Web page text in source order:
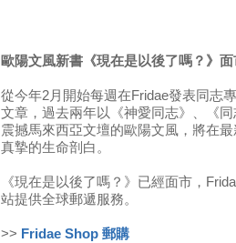
歐陽文風新書《現在是以後了嗎？》面
從今年2月開始每週在Fridae發表同志
文章，過去兩年以《神愛同志》、《
震撼馬來西亞文壇的歐陽文風，將在
真摯的生命剖白。
《現在是以後了嗎？》已經面市，
站提供全球郵遞服務。
>> Fridae Shop 郵購